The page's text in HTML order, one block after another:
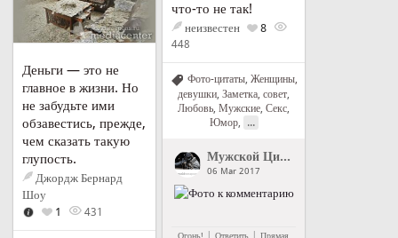
что-то не так!
неизвестен 8
448
Фото-цитаты, Женщины,
девушки Заметка, совет
Любовь Мужские Секс
Юмор, ...
Мужской Цитатник Рунета
06 Mar 2017
Огонь! | Ответить | Прямая
Деньги — это не
главное в жизни. Но
не забудьте ими
обзавестись, прежде,
чем сказать такую
глупость.
Джордж Бернард
Шоу
1
431